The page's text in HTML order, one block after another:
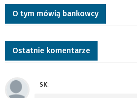
O tym mówią bankowcy
Ostatnie komentarze
SK: